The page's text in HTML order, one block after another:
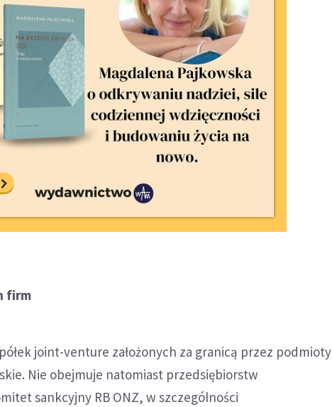
firm
joint-venture założonych za granicą przez podmioty
Nie obejmuje natomiast przedsiębiorstw
sankcyjny RB ONZ, w szczególności